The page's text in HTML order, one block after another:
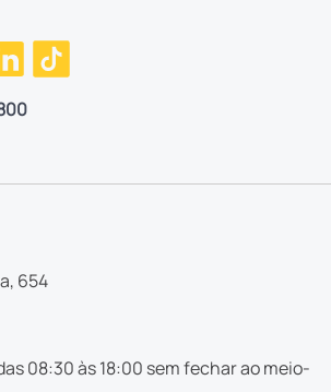
654
08:30 às 18:00 sem fechar ao meio-